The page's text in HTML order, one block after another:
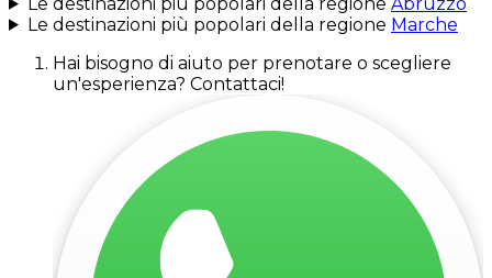
Le destinazioni più popolari della regione Marche
Hai bisogno di aiuto per prenotare o scegliere
un'esperienza? Contattaci!